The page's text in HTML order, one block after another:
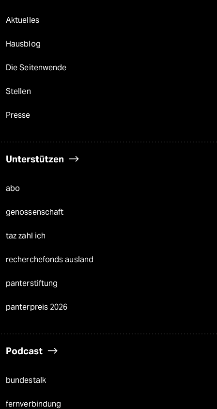
Aktuelles
Hausblog
Die Seitenwende
Stellen
Presse
Unterstützen
abo
genossenschaft
taz zahl ich
recherchefonds ausland
panterstiftung
panterpreis 2026
Podcast
bundestalk
fernverbindung